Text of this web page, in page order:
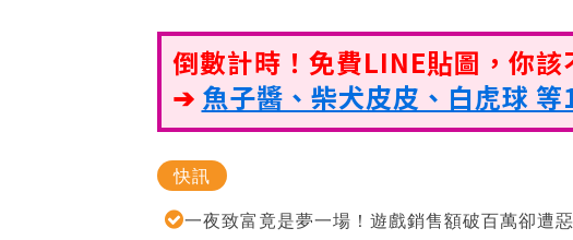
倒數計時！免費LINE貼圖，你該
➔ 魚子醬、柴犬皮皮、白虎球 等
快訊
一夜致富竟是夢一場！遊戲銷售額破百萬卻遭